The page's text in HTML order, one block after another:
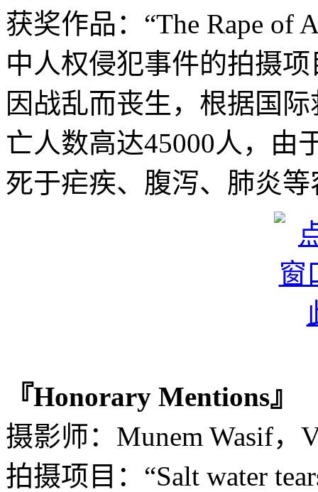
获奖作品：“The Rape of
中人权侵犯事件的拍摄
因战乱而丧生，根据国
亡人数高达45000人，由
死于疟疾、腹泻、肺炎
『Honorary Mentions』
摄影师：Munem Wasif，
拍摄项目：“Salt water